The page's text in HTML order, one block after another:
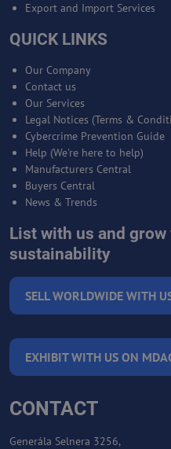
Export and Import Services
QUICK LINKS
Our Company
Contact us
Our Services
Legal Notices (Terms &
Cybercrime Prevention Guide
Help (We're here to help)
Manufacturers Central
Buyers Central
News & Trends
List with us and
sustainability
SELL WORLDWIDE WITH
EXHIBIT WITH US ON
CONTACT
Generála Selnera 3256,